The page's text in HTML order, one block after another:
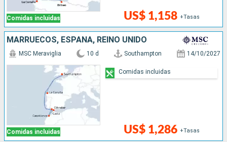
Comidas incluidas US$ 1,158 +Tasas
MARRUECOS, ESPAÑA, REINO UNIDO
Comidas incluidas
MSC Meraviglia 10 d Southampton 14/10/2027
US$ 1,286 +Tasas
Comidas incluidas